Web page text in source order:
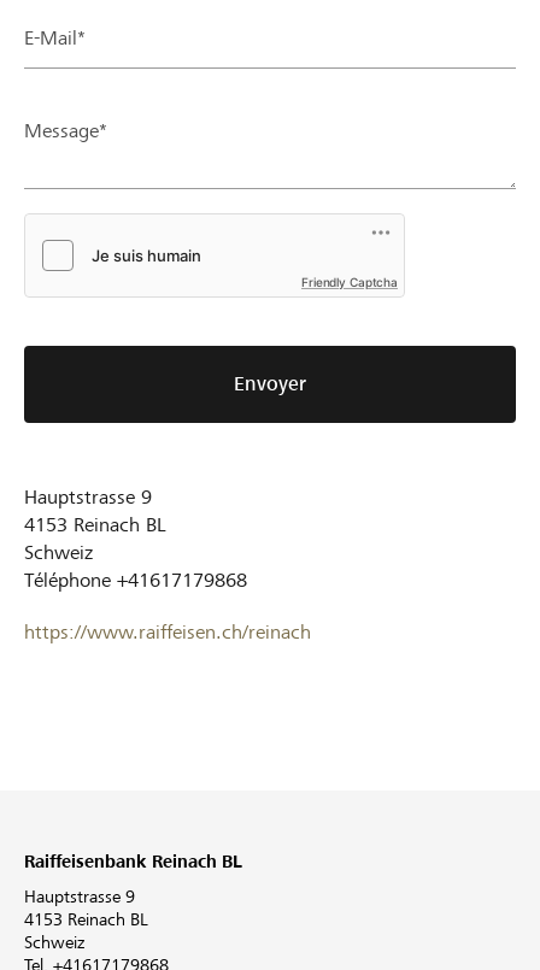
E-Mail*
Message*
Friendly Captcha
Envoyer
Hauptstrasse 9
4153 Reinach BL
Schweiz
Téléphone +41617179868
https://www.raiffeisen.ch/reinach
Raiffeisenbank Reinach BL
Hauptstrasse 9
4153 Reinach BL
Schweiz
Tel. +41617179868